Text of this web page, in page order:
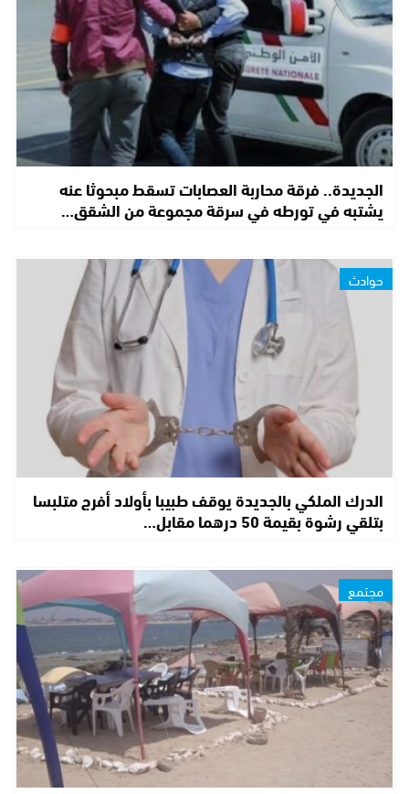
الجديدة.. فرقة محاربة العصابات تسقط مبحوثا عنه
يشتبه في تورطه في سرقة مجموعة من الشقق…
حوادث
الدرك الملكي بالجديدة يوقف طبيبا بأولاد أفرج متلبسا
بتلقي رشوة بقيمة 50 درهما مقابل…
مجتمع